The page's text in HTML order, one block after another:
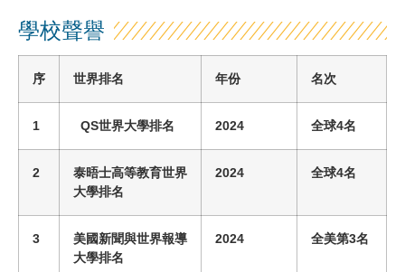
學校聲譽
序 世界排名 年份 名次
1 QS世界大學排名 2024 全球4名
2
泰晤士高等教育世界
大學排名
2024 全球4名
3
美國新聞與世界報導
大學排名
2024 全美第3名